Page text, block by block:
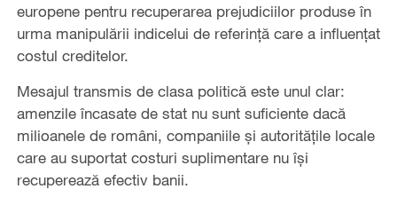
europene pentru recuperarea prejudiciilor produse în
urma manipulării indicelui de referinţă care a influenţat
costul creditelor.
Mesajul transmis de clasa politică este unul clar:
amenzile încasate de stat nu sunt suficiente dacă
milioanele de români, companiile şi autorităţile locale
care au suportat costuri suplimentare nu îşi
recuperează efectiv banii.